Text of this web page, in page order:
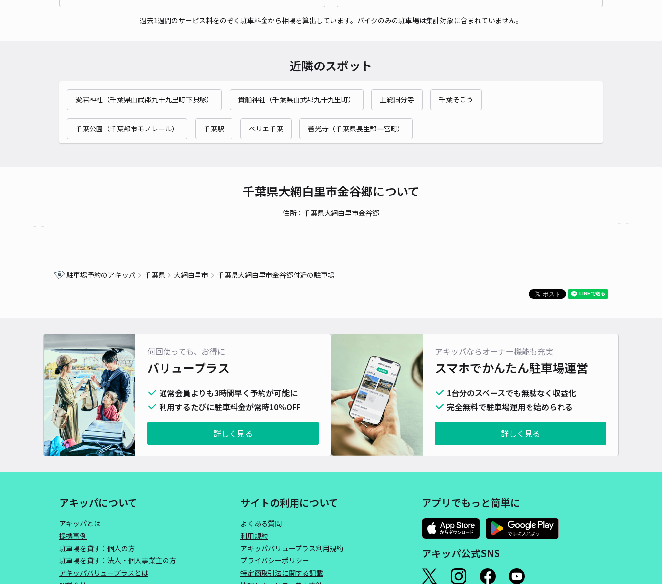
過去1週間のサービス料をのぞく駐車料金から相場を算出しています。バイクのみの駐車場は集計対象に含まれていません。
近隣のスポット
愛宕神社（千葉県山武郡九十九里町下貝塚） 貴船神社（千葉県山武郡九十九里町） 上総国分寺 千葉そごう
千葉公園（千葉都市モノレール） 千葉駅 ペリエ千葉 善光寺（千葉県長生郡一宮町）
千葉県大網白里市金谷郷について
住所：千葉県大網白里市金谷郷
駐車場予約のアキッパ 千葉県 大網白里市 千葉県大網白里市金谷郷付近の駐車場
何回使っても、お得に
バリュープラス
通常会員よりも3時間早く予約が可能に
利用するたびに駐車料金が常時10%OFF
詳しく見る
アキッパならオーナー機能も充実
スマホでかんたん駐車場運営
1台分のスペースでも無駄なく収益化
完全無料で駐車場運用を始められる
詳しく見る
アキッパについて
アキッパとは
提携事例
駐車場を貸す：個人の方
駐車場を貸す：法人・個人事業主の方
アキッパバリュープラスとは
サイトの利用について
よくある質問
利用規約
アキッパバリュープラス利用規約
プライバシーポリシー
特定商取引法に関する記載
アプリでもっと簡単に
アキッパ公式SNS